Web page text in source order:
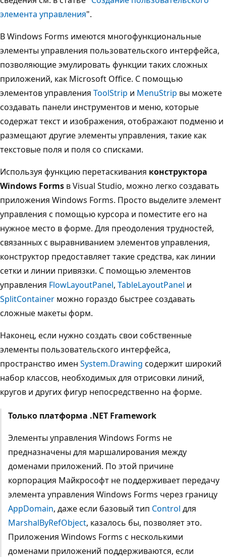
элемента управления".
В Windows Forms имеются многофункциональные
элементы управления пользовательского интерфейса,
позволяющие эмулировать функции таких сложных
приложений, как Microsoft Office. С помощью
элементов управления ToolStrip и MenuStrip вы можете
создавать панели инструментов и меню, которые
содержат текст и изображения, отображают подменю и
размещают другие элементы управления, такие как
текстовые поля и поля со списками.
Используя функцию перетаскивания конструктора
Windows Forms в Visual Studio, можно легко создавать
приложения Windows Forms. Просто выделите элемент
управления с помощью курсора и поместите его на
нужное место в форме. Для преодоления трудностей,
связанных с выравниванием элементов управления,
конструктор предоставляет такие средства, как линии
сетки и линии привязки. С помощью элементов
управления FlowLayoutPanel, TableLayoutPanel и
SplitContainer можно гораздо быстрее создавать
сложные макеты форм.
Наконец, если нужно создать свои собственные
элементы пользовательского интерфейса,
пространство имен System.Drawing содержит широкий
набор классов, необходимых для отрисовки линий,
кругов и других фигур непосредственно на форме.
Только платформа .NET Framework
Элементы управления Windows Forms не
предназначены для маршалирования между
доменами приложений. По этой причине
корпорация Майкрософт не поддерживает передачу
элемента управления Windows Forms через границу
AppDomain, даже если базовый тип Control для
MarshalByRefObject, казалось бы, позволяет это.
Приложения Windows Forms с несколькими
доменами приложений поддерживаются, если